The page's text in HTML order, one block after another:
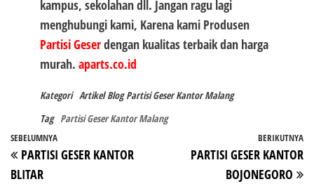
kampus, sekolahan dll. Jangan ragu lagi
menghubungi kami, Karena kami Produsen
Partisi Geserdengan kualitas terbaik dan harga
murah. aparts.co.id
Kategori Artikel Blog Partisi Geser Kantor Malang
Tag Partisi Geser Kantor Malang
Navigasi
pos
Pos
Sebelumnya
SEBELUMNYA
PARTISI GESER KANTOR
BLITAR
BERIKUTNYA
PARTISI GESER KANTOR
BOJONEGORO